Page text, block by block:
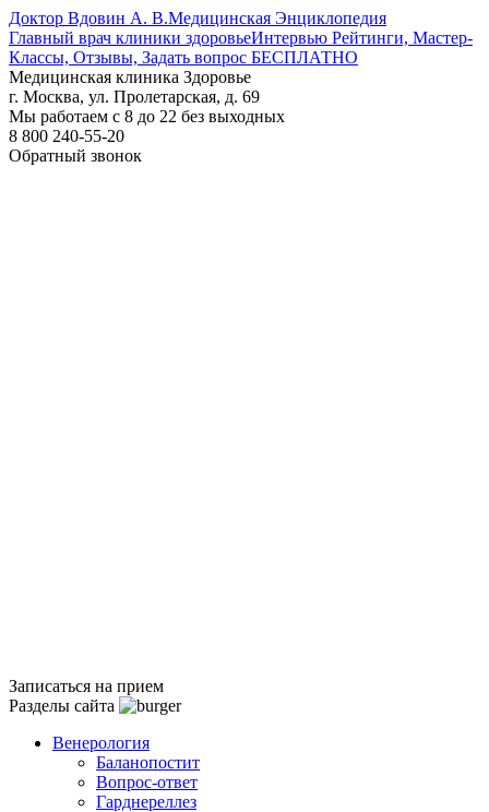
Доктор Вдовин А. В.Медицинская Энциклопедия
Главный врач клиники здоровьеИнтервью Рейтинги, Мастер-
Классы, Отзывы, Задать вопрос БЕСПЛАТНО
Медицинская клиника Здоровье
г. Москва, ул. Пролетарская, д. 69
Мы работаем с 8 до 22 без выходных
8 800 240-55-20
Обратный звонок
Записаться на прием
Разделы сайта
Венерология
Баланопостит
Вопрос-ответ
Гарднереллез